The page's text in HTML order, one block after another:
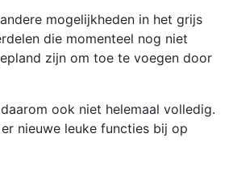
mogelijkheden in het grijs
die momenteel nog niet
zijn om toe te voegen door
ook niet helemaal volledig.
nieuwe leuke functies bij op